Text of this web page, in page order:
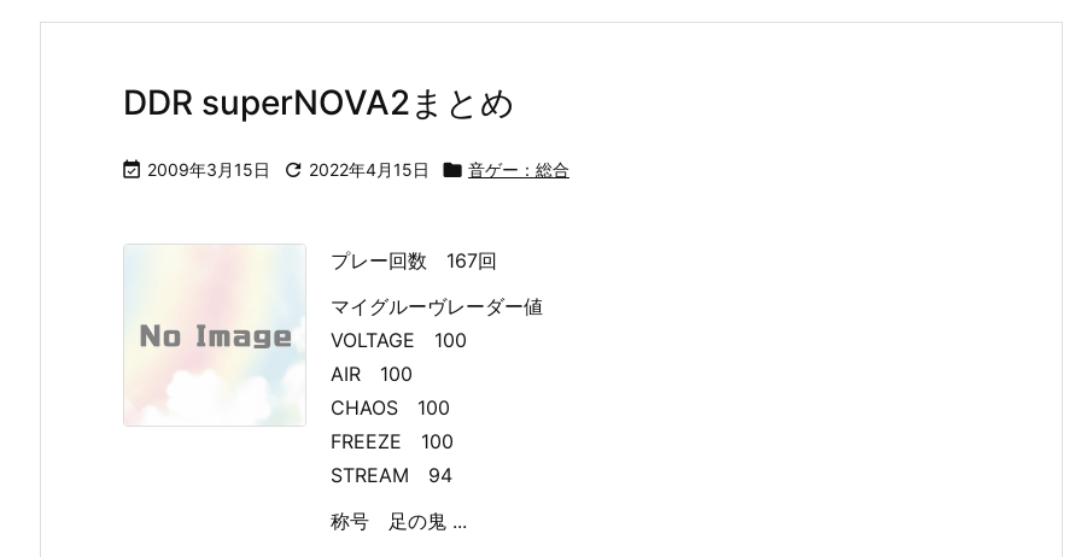
DDR superNOVA2まとめ
 2009年3月15日  2022年4月15日  音ゲー：総合
プレー回数 167回
マイグルーヴレーダー値
VOLTAGE 100
AIR 100
CHAOS 100
FREEZE 100
STREAM 94
称号 足の鬼 ...